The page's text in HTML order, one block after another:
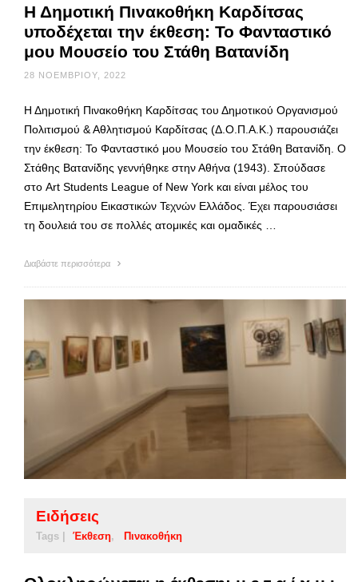
Η Δημοτική Πινακοθήκη Καρδίτσας
υποδέχεται την έκθεση: Το Φανταστικό
μου Μουσείο του Στάθη Βατανίδη
28 ΝΟΕΜΒΡΊΟΥ, 2022
Η Δημοτική Πινακοθήκη Καρδίτσας του Δημοτικού Οργανισμού
Πολιτισμού & Αθλητισμού Καρδίτσας (Δ.Ο.Π.Α.Κ.) παρουσιάζει
την έκθεση: Το Φανταστικό μου Μουσείο του Στάθη Βατανίδη. Ο
Στάθης Βατανίδης γεννήθηκε στην Αθήνα (1943). Σπούδασε
στο Art Students League of New York και είναι μέλος του
Επιμελητηρίου Εικαστικών Τεχνών Ελλάδος. Έχει παρουσιάσει
τη δουλειά του σε πολλές ατομικές και ομαδικές …
Διαβάστε περισσότερα
Ειδήσεις
Tags | Έκθεση Πινακοθήκη